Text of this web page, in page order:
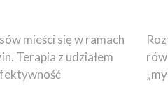
mieści się w ramach
Terapia z udziałem